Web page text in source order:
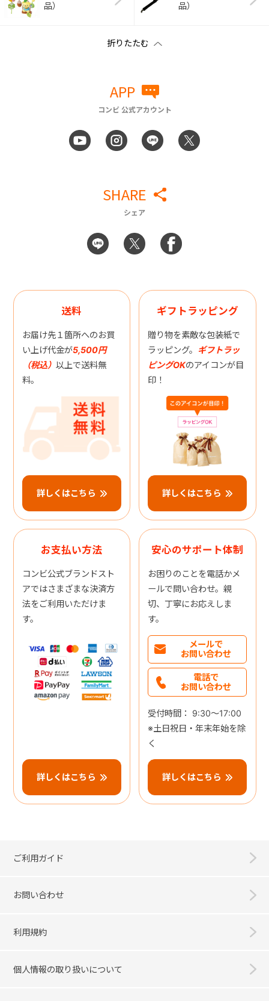
品）
品）
APP
コンビ 公式アカウント
SHARE
シェア
送料
お届け先１箇所へのお買
い上げ代金が5,500円
（税込） 以上で送料無
料。
詳しくはこちら
ギフトラッピング
贈り物を素敵な包装紙で
ラッピング。 ギフトラッ
ピングOKのアイコンが目
印！
詳しくはこちら
お支払い方法
コンビ公式ブランドスト
アではさまざまな決済方
法をご利用いただけま
す。
詳しくはこちら
安心のサポート体制
お困りのことを電話かメ
ールで問い合わせ。親
切、丁寧にお応えしま
す。
メールで
お問い合わせ
電話で
お問い合わせ
受付時間： 9:30～17:00
※土日祝日・年末年始を除
く
詳しくはこちら
ご利用ガイド
お問い合わせ
利用規約
個人情報の取り扱いについて